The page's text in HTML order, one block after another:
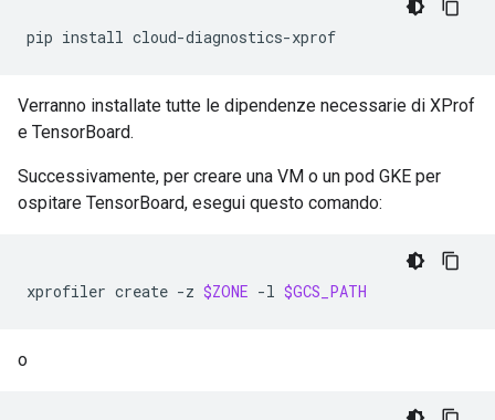
pip install cloud-diagnostics-xprof
Verranno installate tutte le dipendenze necessarie di XProf
e TensorBoard.
Successivamente, per creare una VM o un pod GKE per
ospitare TensorBoard, esegui questo comando:
xprofiler create -z $ZONE -l $GCS_PATH
o